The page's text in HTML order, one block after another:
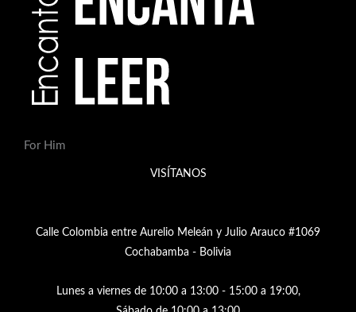
For Him
VISÍTANOS
Calle Colombia entre Aurelio Meleán y Julio Arauco #1069
Cochabamba - Bolivia
Lunes a viernes de 10:00 a 13:00 - 15:00 a 19:00,